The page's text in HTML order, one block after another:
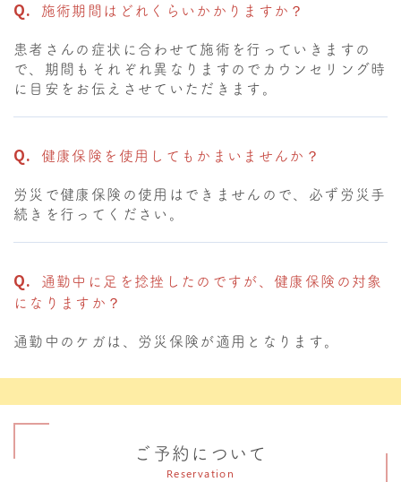
施術期間はどれくらいかかりますか？
患者さんの症状に合わせて施術を行っていきますの
で、期間もそれぞれ異なりますのでカウンセリング時
に目安をお伝えさせていただきます。
健康保険を使用してもかまいませんか？
労災で健康保険の使用はできませんので、必ず労災手
続きを行ってください。
通勤中に足を捻挫したのですが、健康保険の対象
になりますか？
通勤中のケガは、労災保険が適用となります。
ご予約について
Reservation